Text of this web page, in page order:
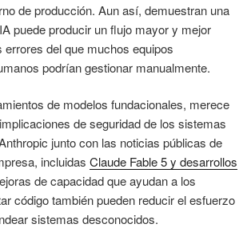
de producción. Aun así, demuestran una
puede producir un flujo mayor y mejor
errores del que muchos equipos
podrían gestionar manualmente.
de modelos fundacionales, merece
de seguridad de los sistemas
junto con las noticias públicas de
incluidas Claude Fable 5 y desarrollos
de capacidad que ayudan a los
código también pueden reducir el esfuerzo
sistemas desconocidos.